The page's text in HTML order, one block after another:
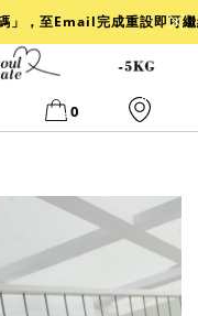
」，至Email完成重設即可
0
牛仔